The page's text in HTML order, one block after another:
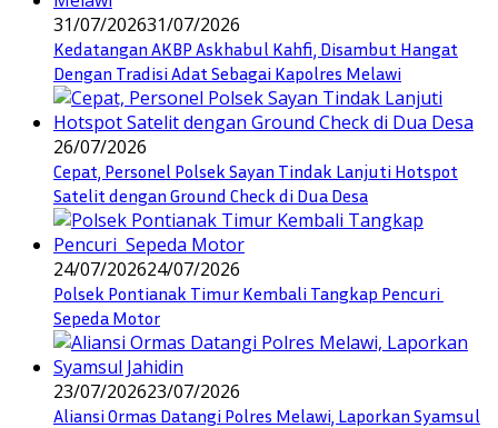
31/07/202631/07/2026
Kedatangan AKBP Askhabul Kahfi, Disambut Hangat
Dengan Tradisi Adat Sebagai Kapolres Melawi
26/07/2026
Cepat, Personel Polsek Sayan Tindak Lanjuti Hotspot
Satelit dengan Ground Check di Dua Desa
24/07/202624/07/2026
Polsek Pontianak Timur Kembali Tangkap Pencuri
Sepeda Motor
23/07/202623/07/2026
Aliansi Ormas Datangi Polres Melawi, Laporkan Syamsul